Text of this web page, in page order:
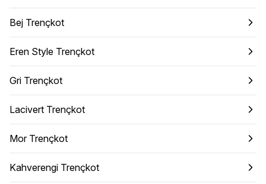
Bej Trençkot
Eren Style Trençkot
Gri Trençkot
Lacivert Trençkot
Mor Trençkot
Kahverengi Trençkot